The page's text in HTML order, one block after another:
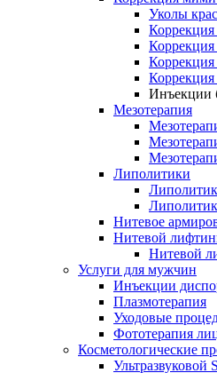
Уколы
Коррекция
Инъекции
Мезотерапия
Липолитики
Нитевое
Нитевой
Нитевой
Услуги для мужчин
Инъекции
Плазмотерапия
Уходовые
Фототерапия
Косметологические